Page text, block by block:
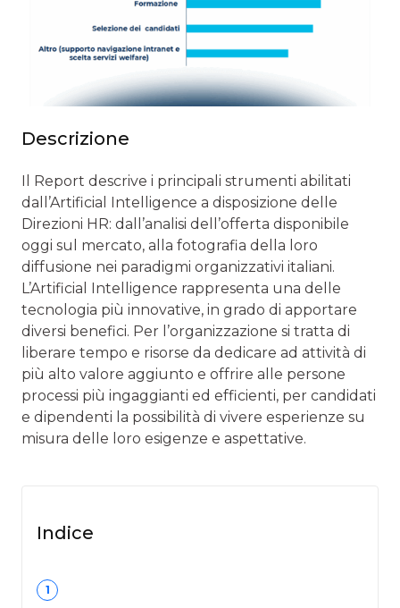
Descrizione
Il Report descrive i principali strumenti abilitati
dall’Artificial Intelligence a disposizione delle
Direzioni HR: dall’analisi dell’offerta disponibile
oggi sul mercato, alla fotografia della loro
diffusione nei paradigmi organizzativi italiani.
L’Artificial Intelligence rappresenta una delle
tecnologia più innovative, in grado di apportare
diversi benefici. Per l’organizzazione si tratta di
liberare tempo e risorse da dedicare ad attività di
più alto valore aggiunto e offrire alle persone
processi più ingaggianti ed efficienti, per candidati
e dipendenti la possibilità di vivere esperienze su
misura delle loro esigenze e aspettative.
Indice
1